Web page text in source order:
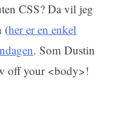
CSS? Da vil jeg
(her er en enkel
. Som Dustin
off your <body>!